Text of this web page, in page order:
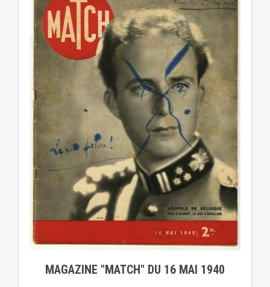
MAGAZINE "MATCH" DU 16 MAI 1940